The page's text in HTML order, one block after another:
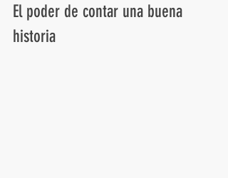
El poder de contar una buena
historia